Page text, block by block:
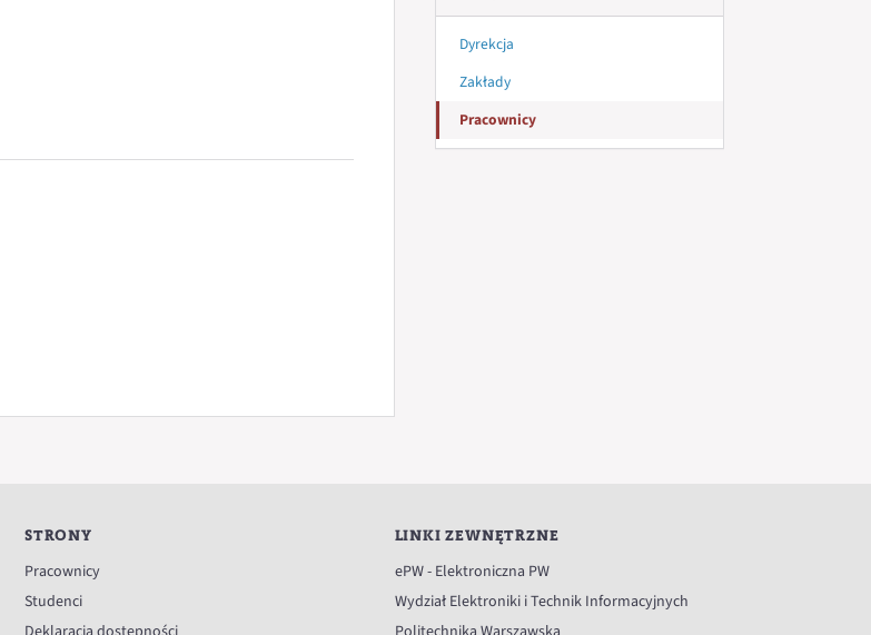
Dyrekcja
Zakłady
Pracownicy
STRONY
Pracownicy
Studenci
LINKI ZEWNĘTRZNE
ePW - Elektroniczna PW
Wydział Elektroniki i Technik Informacyjnych